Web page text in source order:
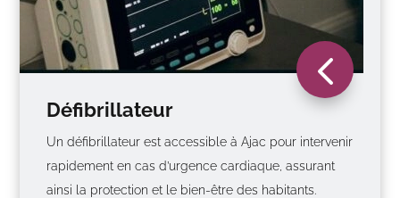
Défibrillateur
Un défibrillateur est accessible à Ajac pour intervenir
rapidement en cas d’urgence cardiaque, assurant
ainsi la protection et le bien-être des habitants.
4